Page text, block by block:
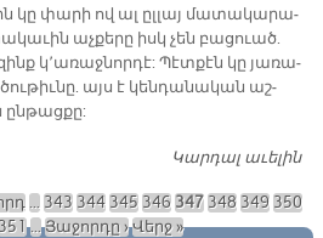
կը փա­րի ով ալ ըլ­լայ մա­տա­կա­րա­
աչ­քե­րը իսկ չեն բա­ցուած.
կ՚ա­ռաջ­նոր­դէ: Պէտ­քէն կը յա­ռա­
այս է կեն­դա­նա­կան աշ­
Կարդալ աւելին
… 343 344 345 346 347 348 349 350
… Յաջորդը ›Վերջ »